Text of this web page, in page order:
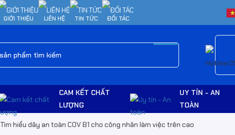
GIỚI THIỆU LIÊN HỆ TIN TỨC ĐỐI TÁC
CAM KẾT CHẤT
LƯỢNG
UY TÍN - AN
TOÀN
Tìm hiểu dây an toàn COV B1 cho công nhân làm việc trên cao